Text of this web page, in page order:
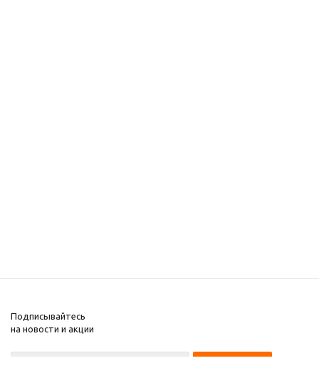
Подписывайтесь
на новости и акции